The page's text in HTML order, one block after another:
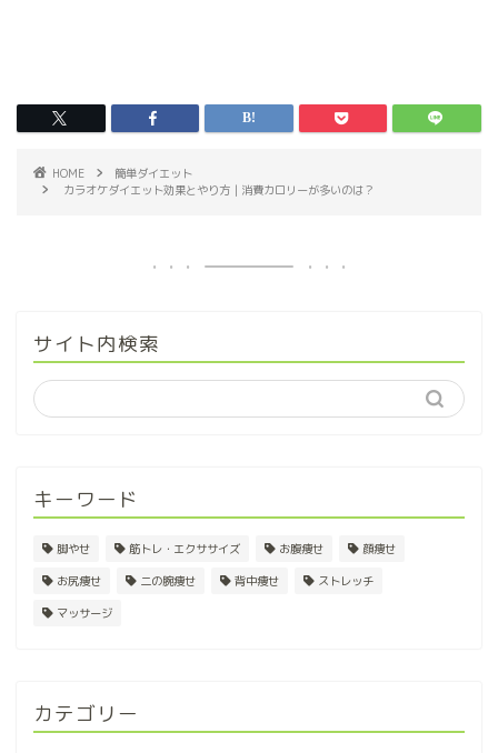
HOME
簡単ダイエット
カラオケダイエット効果とやり方｜消費カロリーが多いのは？
サイト内検索
キーワード
脚やせ 筋トレ・エクササイズ お腹痩せ 顔痩せ
お尻痩せ 二の腕痩せ 背中痩せ ストレッチ
マッサージ
カテゴリー